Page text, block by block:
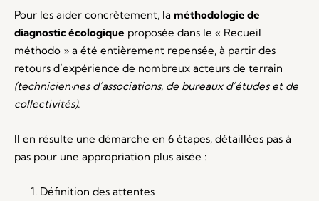
Pour les aider concrètement, la méthodologie de
diagnostic écologique proposée dans le « Recueil
méthodo » a été entièrement repensée, à partir des
retours d’expérience de nombreux acteurs de terrain
(technicien·nes d’associations, de bureaux d’études et de
collectivités).
Il en résulte une démarche en 6 étapes, détaillées pas à
pas pour une appropriation plus aisée :
Définition des attentes